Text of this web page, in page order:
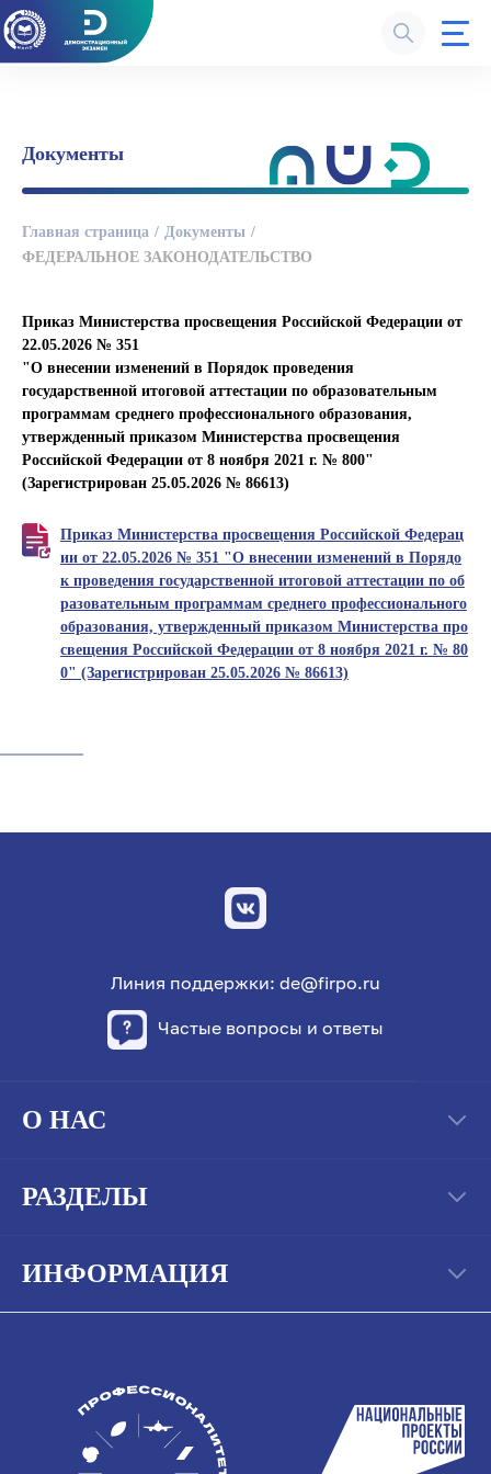
Документы
Главная страница
Документы
ФЕДЕРАЛЬНОЕ ЗАКОНОДАТЕЛЬСТВО
Приказ Министерства просвещения Российской Федерации от
22.05.2026 № 351
"О внесении изменений в Порядок проведения
государственной итоговой аттестации по образовательным
программам среднего профессионального образования,
утвержденный приказом Министерства просвещения
Российской Федерации от 8 ноября 2021 г. № 800"
(Зарегистрирован 25.05.2026 № 86613)
Приказ Министерства просвещения Российской Федерац
ии от 22.05.2026 № 351 "О внесении изменений в Порядо
к проведения государственной итоговой аттестации по об
разовательным программам среднего профессионального
образования, утвержденный приказом Министерства про
свещения Российской Федерации от 8 ноября 2021 г. № 80
0" (Зарегистрирован 25.05.2026 № 86613)
Линия поддержки: de@firpo.ru
Частые вопросы и ответы
О НАС
РАЗДЕЛЫ
ИНФОРМАЦИЯ